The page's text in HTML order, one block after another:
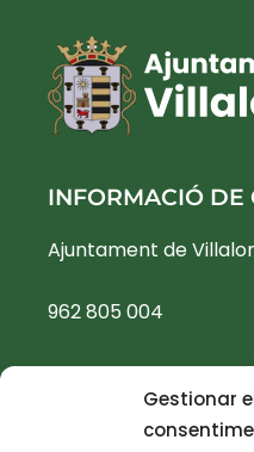
Gestionar
INFORMACIÓ DE
Ajuntament de
962 805 004